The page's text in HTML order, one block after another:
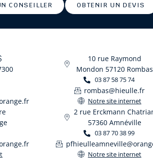
CONSEILLER OBTENIR UN DEVIS
10 rue Raymond
Mondon 57120 Rombas
03 87 58 75 74
rombas@hieulle.fr
Notre site internet
2 rue Erckmann
57360 Amnéville
03 87 70 38 99
Notre site internet